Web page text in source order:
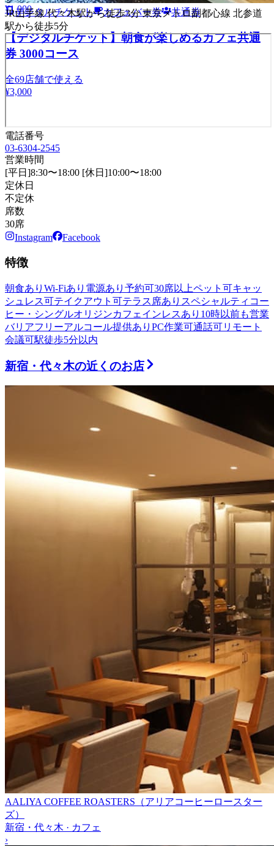
¥1,000
デジタルチケット カフェバー券 共通券
【デジタルチケット】朝食が楽しめるカフェ共通
券 3000コース
全69店舗で使える
¥3,000
JR山手線 代々木駅から徒歩3分 東京メトロ副都心線 北参道
駅から徒歩5分
電話番号
03-6304-2545
営業時間
[平日]8:30〜18:00 [休日]10:00〜18:00
定休日
不定休
席数
30席
Instagram
Facebook
特徴
朝食あり Wi-Fiあり 電源あり 予約可30席以上ペット可キャッ
シュレス可テイクアウト可テラス席あり スペシャルティコー
ヒー・シングルオリジンカフェインレスあり 10時以前も営業
バリアフリーアルコール提供あり PC作業可通話可リモート
会議可駅徒歩5分以内
新宿・代々木の近くのお店
AALIYA COFFEE ROASTERS（アリアコーヒーロースター
ズ）
新宿・代々木 · カフェ
›